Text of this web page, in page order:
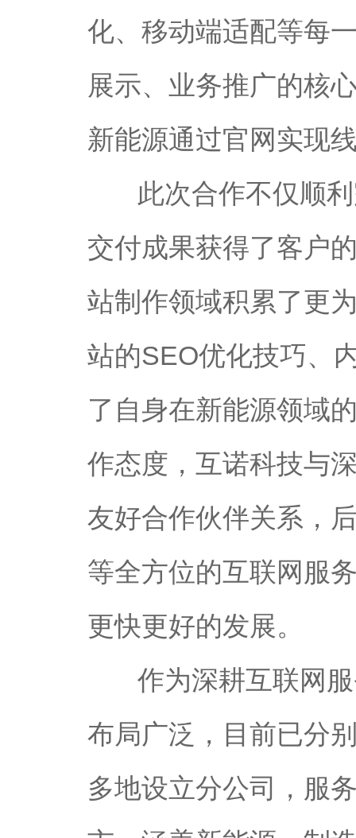
化、移动端适配等每
展示、业务推广的核
新能源通过官网实现
此次合作不仅顺
交付成果获得了客户
站制作领域积累了更
站的SEO优化技巧、
了自身在新能源领域
作态度，互诺科技与
友好合作伙伴关系，
等全方位的互联网服
更快更好的发展。
作为深耕互联网
布局广泛，目前已分
多地设立分公司，服